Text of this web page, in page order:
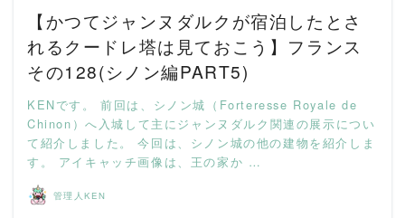
【かつてジャンヌダルクが宿泊したとさ
れるクードレ塔は見ておこう】フランス
その128(シノン編PART5)
KENです。 前回は、シノン城（Forteresse Royale de
Chinon）へ入城して主にジャンヌダルク関連の展示につい
て紹介しました。 今回は、シノン城の他の建物を紹介しま
す。 アイキャッチ画像は、王の家か …
管理人KEN